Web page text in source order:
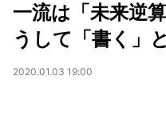
一流は「未来逆
うして「書く」
2020.01.03 19:00